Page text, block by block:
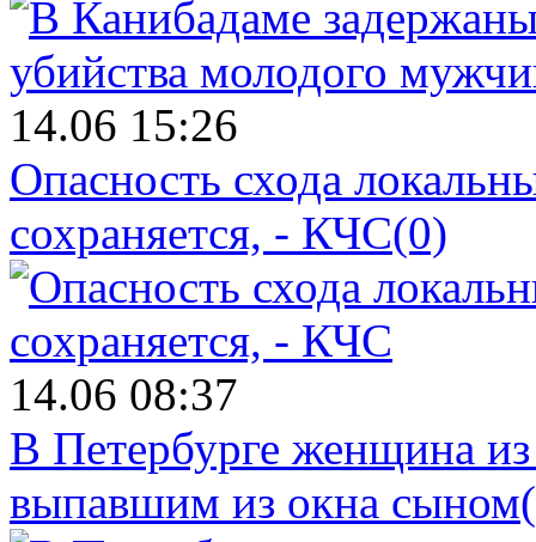
14.06 15:26
Опасность схода
сохраняется, - КЧС(0)
14.06 08:37
В Петербурге женщина
выпавшим из окна сыном